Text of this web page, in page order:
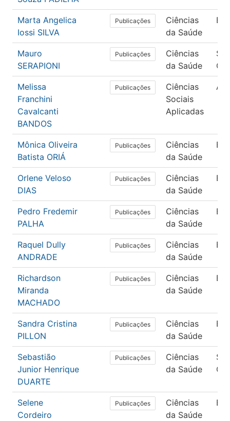
Marta Angelica
Iossi SILVA
Publicações
Ciências
da Saúde
Mauro
SERAPIONI
Publicações
Ciências
da Saúde
Melissa
Franchini
Cavalcanti
BANDOS
Publicações
Ciências
Sociais
Aplicadas
Mônica Oliveira
Batista ORIÁ
Publicações
Ciências
da Saúde
Orlene Veloso
DIAS
Publicações
Ciências
da Saúde
Pedro Fredemir
PALHA
Publicações
Ciências
da Saúde
Raquel Dully
ANDRADE
Publicações
Ciências
da Saúde
Richardson
Miranda
MACHADO
Publicações
Ciências
da Saúde
Sandra Cristina
PILLON
Publicações
Ciências
da Saúde
Sebastião
Junior Henrique
DUARTE
Publicações
Ciências
da Saúde
Selene
Cordeiro
Publicações
Ciências
da Saúde